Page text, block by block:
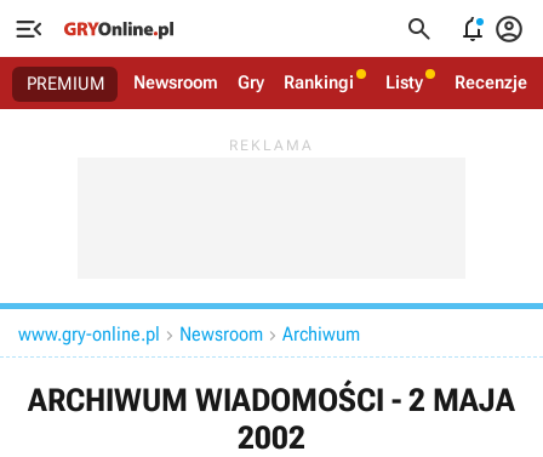
   
PREMIUM Newsroom Gry Rankingi Listy Recenzje
www.gry-online.pl  Newsroom  Archiwum
ARCHIWUM WIADOMOŚCI - 2 MAJA
2002